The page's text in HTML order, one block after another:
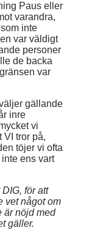
Paus eller
varandra,
inte
var väldigt
personer
de backa
var
gällande
inre
vi
VI tror på,
töjer vi ofta
ens vart
för att
vet något om
är nöjd med
gäller.